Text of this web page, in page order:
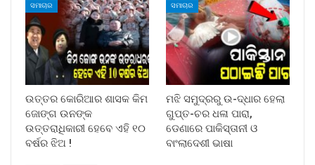
ସମାଚାର
ଉତ୍ତର କୋରିଆର ଶାସକ କିମ
ଜୋଙ୍ଗ ଉନଙ୍କ
ଉତ୍ତରାଧିକାରୀ ହେବେ ଏହି ୧୦
ବର୍ଷର ଝିଅ !
ସମାଚାର
ମଝି ସମୁଦ୍ରରୁ ଉ-ଦ୍ଧାର ହେଲା
ଗୁପ୍ତ-ଚର ଧଳା ପାରା,
ଡେଣାରେ ପାକିସ୍ତାନୀ ଓ
ବାଂଲାଦେଶୀ ଭାଷା